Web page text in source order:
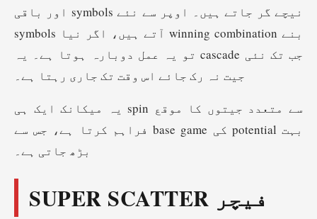
اور باقی symbols نیچے گر جاتے ہیں۔ اوپر سے نئے
symbols آتے ہیں، اگر نیا winning combination بنے
تو یہ عمل دوبارہ ہوتا ہے۔ یہ cascade جب تک نئی
جیت نہ رک جائے اس وقت تک جاری رہتا ہے۔
یہ میکانک ایک ہی spin سے متعدد جیتوں کا موقع
فراہم کرتا ہے، جس سے base game کی potential بہت
بڑھ جاتی ہے۔
SUPER SCATTER فیچر